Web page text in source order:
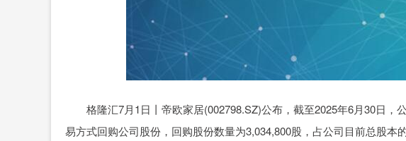
格隆汇7月1日丨帝欧家居(002798.SZ)公布，截至2025年6月30日，
易方式回购公司股份，回购股份数量为3,034,800股，占公司目前总股本